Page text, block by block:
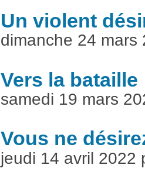
Un violent
dimanche 24 mars
Vers la bataille
samedi 19 mars
Vous ne
jeudi 14 avril 2022